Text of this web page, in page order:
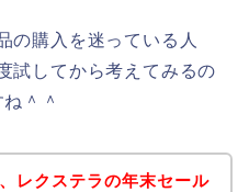
の購入を迷っている人
試してから考えてみるの
＾＾
レクステラの年末セール